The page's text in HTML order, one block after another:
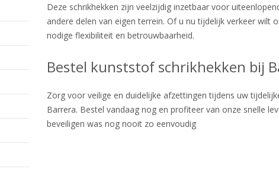
Deze schrikhekken zijn veelzijdig inzetbaar voor
andere delen van eigen terrein. Of u nu tijdelijk verkeer wilt
nodige flexibiliteit en betrouwbaarheid.
Bestel kunststof schrikhekken bij
Zorg voor veilige en duidelijke afzettingen tijdens uw
Barrera. Bestel vandaag nog en profiteer van onze snelle
beveiligen was nog nooit zo eenvoudig